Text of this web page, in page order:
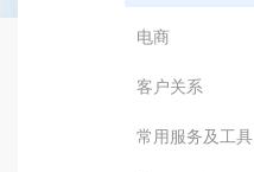
电商
客户关系
常用服务及工具